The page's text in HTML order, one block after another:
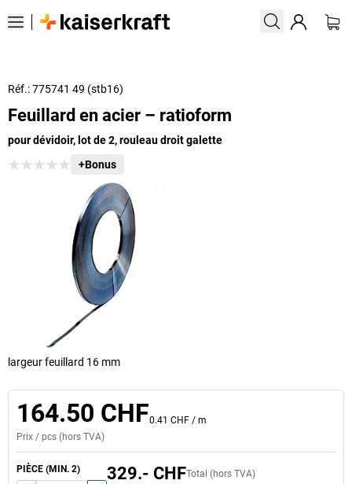
Réf.: 775741 49 (stb16)
Feuillard en acier – ratioform
pour dévidoir, lot de 2, rouleau droit galette
+Bonus
largeur feuillard 16 mm
164.50 CHF0.41 CHF / m
Prix / pcs (hors TVA)
PIÈCE (MIN. 2) Total (hors TVA)
329.- CHF